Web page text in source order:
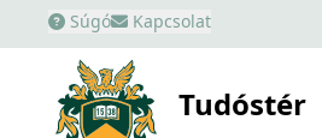
Súgó Kapcsolat
Tudóstér